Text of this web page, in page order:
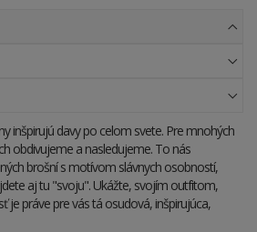
inšpirujú davy po celom svete. Pre mnohých
obdivujeme a nasledujeme. To nás
brošní s motívom slávnych osobností,
aj tu "svoju". Ukážte, svojím outfitom,
je práve pre vás tá osudová, inšpirujúca,